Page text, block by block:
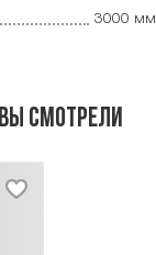
3000 мм
Вы смотрели